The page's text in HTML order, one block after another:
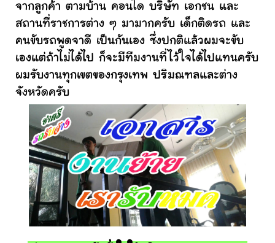
จากลูกค้า ตามบ้าน คอนโด บริษัท เอกชน และ
สถานที่ราชการต่าง ๆ มามากครับ เด็กติดรถ และ
คนขับรถพูดจาดี เป็นกันเอง ซึ่งปกติแล้วผมจะขับ
เองแต่ถ้าไม่ได้ไป ก็จะมีทีมงานที่ไว้ใจได้ไปแทนครับ
ผมรับงานทุกเขตของกรุงเทพ ปริมณฑลและต่าง
จังหวัดครับ